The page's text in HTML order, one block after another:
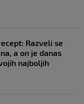
Razveli se
a on je danas
najboljih